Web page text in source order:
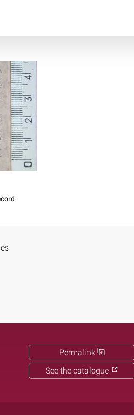
Permalink
See the catalogue